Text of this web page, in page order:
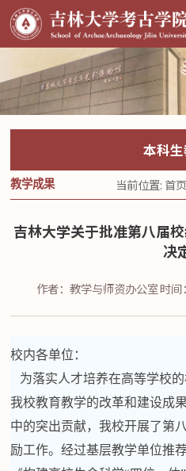
本科
教学成果 当前位置: 首页
吉林大学关于批准第八届
决
作者：教学与师资办公室时间
校内各单位：
为落实人才培养在高等学校
我校教育教学的改革和建设成
中的突出贡献，我校开展了第
励工作。经过基层教学单位推